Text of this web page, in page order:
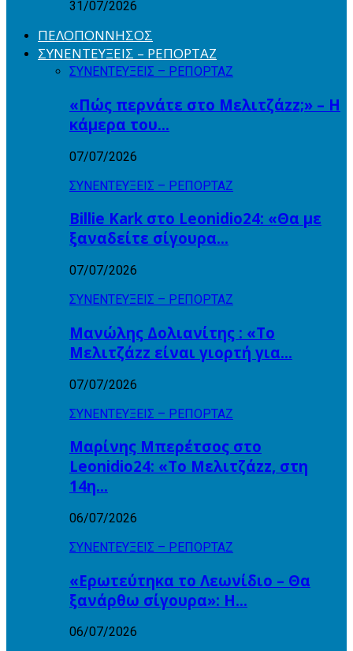
31/07/2026
ΠΕΛΟΠΟΝΝΗΣΟΣ
ΣΥΝΕΝΤΕΥΞΕΙΣ – ΡΕΠΟΡΤΑΖ
ΣΥΝΕΝΤΕΥΞΕΙΣ – ΡΕΠΟΡΤΑΖ
«Πώς περνάτε στο Μελιτζάzz;» – Η
κάμερα του…
07/07/2026
ΣΥΝΕΝΤΕΥΞΕΙΣ – ΡΕΠΟΡΤΑΖ
Billie Kark στο Leonidio24: «Θα με
ξαναδείτε σίγουρα…
07/07/2026
ΣΥΝΕΝΤΕΥΞΕΙΣ – ΡΕΠΟΡΤΑΖ
Μανώλης Δολιανίτης : «Το
Μελιτζάzz είναι γιορτή για…
07/07/2026
ΣΥΝΕΝΤΕΥΞΕΙΣ – ΡΕΠΟΡΤΑΖ
Μαρίνης Μπερέτσος στο
Leonidio24: «Το Μελιτζάzz, στη
14η…
06/07/2026
ΣΥΝΕΝΤΕΥΞΕΙΣ – ΡΕΠΟΡΤΑΖ
«Ερωτεύτηκα το Λεωνίδιο – Θα
ξανάρθω σίγουρα»: Η…
06/07/2026